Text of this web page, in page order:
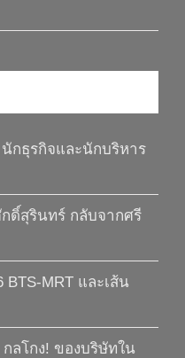
นักธุรกิจและนักบริหาร
ดิ์สุรินทร์ กลับจากศรี
MRT และเส้น
ลโกง! ของบริษัทใน